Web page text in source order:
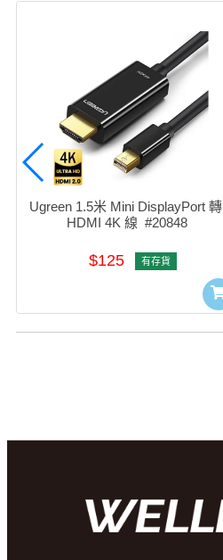
Ugreen 1.5米 Mini DisplayPort 轉
HDMI 4K 線  #20848
$125 有存貨